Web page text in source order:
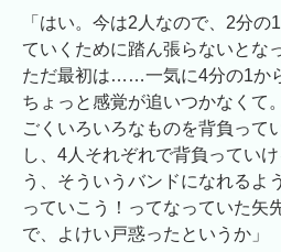
「はい。今は2人なので、2分の
ていくために踏ん張らないとな
ただ最初は……一気に4分の1か
ちょっと感覚が追いつかなくて
ごくいろいろなものを背負って
し、4人それぞれで背負ってい
う、そういうバンドになれるよ
っていこう！ってなっていた矢
で、よけい戸惑ったというか」